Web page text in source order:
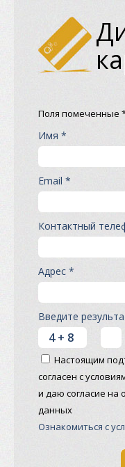
Поля помеченные
Имя *
Email *
Контактный
Адрес *
Введите
Настоящим
согласен с
и даю согласие на
данных
Ознакомиться с